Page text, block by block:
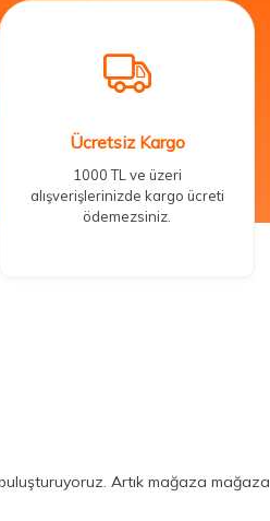
Ücretsiz Kargo
1000 TL ve üzeri
alışverişlerinizde kargo ücreti
ödemezsiniz.
Artık mağaza mağaza